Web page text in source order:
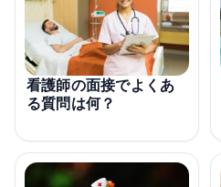
看護師の面接でよくあ
る質問は何？